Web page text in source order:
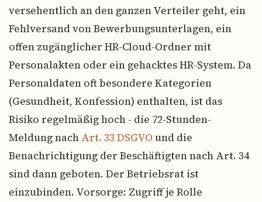
versehentlich an den ganzen Verteiler geht, ein
Fehlversand von Bewerbungsunterlagen, ein
offen zugänglicher HR-Cloud-Ordner mit
Personalakten oder ein gehacktes HR-System. Da
Personaldaten oft besondere Kategorien
(Gesundheit, Konfession) enthalten, ist das
Risiko regelmäßig hoch - die 72-Stunden-
Meldung nach Art. 33 DSGVO und die
Benachrichtigung der Beschäftigten nach Art. 34
sind dann geboten. Der Betriebsrat ist
einzubinden. Vorsorge: Zugriff je Rolle